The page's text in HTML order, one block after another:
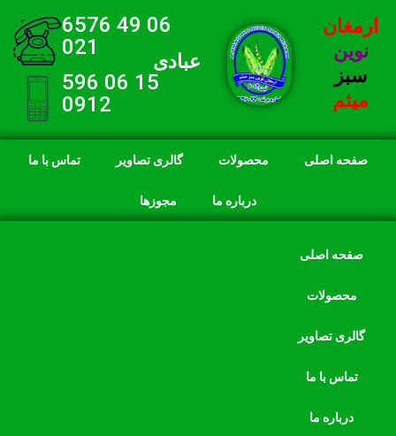
ارمغان
نوین
سبز
میثم
06 49 6576
021
عبادی
15 06 596
0912
صفحه اصلی محصولات گالری تصاویر تماس با ما
درباره ما مجوزها
صفحه اصلی
محصولات
گالری تصاویر
تماس با ما
درباره ما